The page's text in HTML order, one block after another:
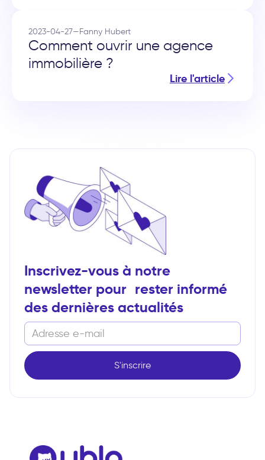
2023-04-27—Fanny Hubert
Comment ouvrir une agence
immobilière ?
Lire l'article
Inscrivez-vous à notre
newsletter pour rester informé
des dernières actualités